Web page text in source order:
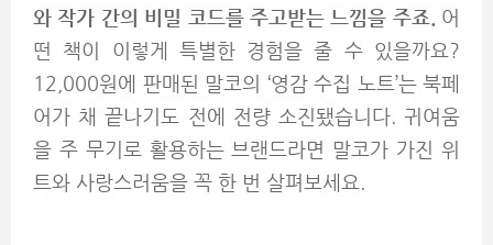
와 작가 간의 비밀 코드를 주고받는 느낌을 주죠. 어
떤 책이 이렇게 특별한 경험을 줄 수 있을까요?
12,000원에 판매된 말코의 ‘영감 수집 노트’는 북페
어가 채 끝나기도 전에 전량 소진됐습니다. 귀여움
을 주 무기로 활용하는 브랜드라면 말코가 가진 위
트와 사랑스러움을 꼭 한 번 살펴보세요.